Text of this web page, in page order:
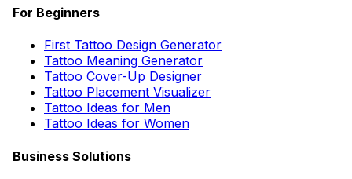
For Beginners
First Tattoo Design Generator
Tattoo Meaning Generator
Tattoo Cover-Up Designer
Tattoo Placement Visualizer
Tattoo Ideas for Men
Tattoo Ideas for Women
Business Solutions